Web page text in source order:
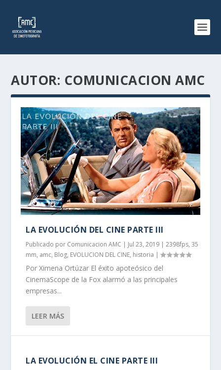
AUTOR: COMUNICACION AMC
LA EVOLUCIÓN DEL CINE PARTE III
Publicado por Comunicacion AMC | Jul 23, 2019 |2398fps,35
mm, amc, Blog, EVOLUCION DEL CINE, historia |
Por Ximena Ortúzar El éxito apoteósico del
CinemaScope de la Fox alarmó a las principales
empresas...
LEER MÁS
LA EVOLUCIÓN EL CINE PARTE III